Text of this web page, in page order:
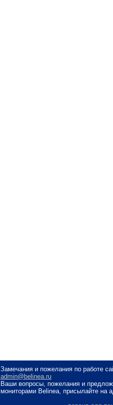
Замечания и пожелания по работе
admin@belinea.ru
Ваши вопросы, пожелания и
мониторами Belinea, присылайте на